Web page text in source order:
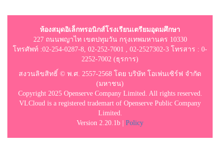
ห้องสมุดอิเล็กทรอนิกส์โรงเรียนเตรียมอุดมศึกษา
227 ถนนพญาไท เขตปทุมวัน กรุงเทพมหานคร 10330
โทรศัพท์ :02-254-0287-8, 02-252-7001 , 02-2527302-3 โทรสาร : 0-
2252-7002 (ธุรการ)
สงวนลิขสิทธิ์ © พ.ศ. 2557-2568 โดย บริษัท โอเพ่นเซิร์ฟ จำกัด
(มหาชน)
Copyright 2025 Openserve Company Limited. All rights reserved.
VLCloud is a registered trademart of Openserve Public Company
Limited.
Version 2.20.1b | Policy